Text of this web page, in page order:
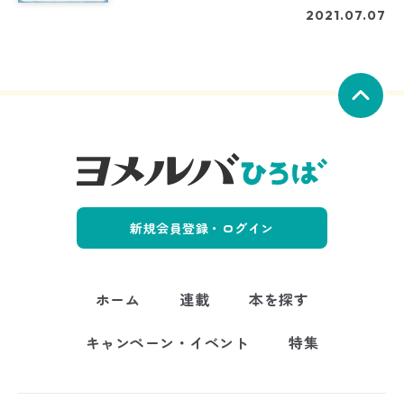
2021.07.07
新規会員登録・ログイン
ホーム 連載
本を探す
キャンペーン・イベント
特集